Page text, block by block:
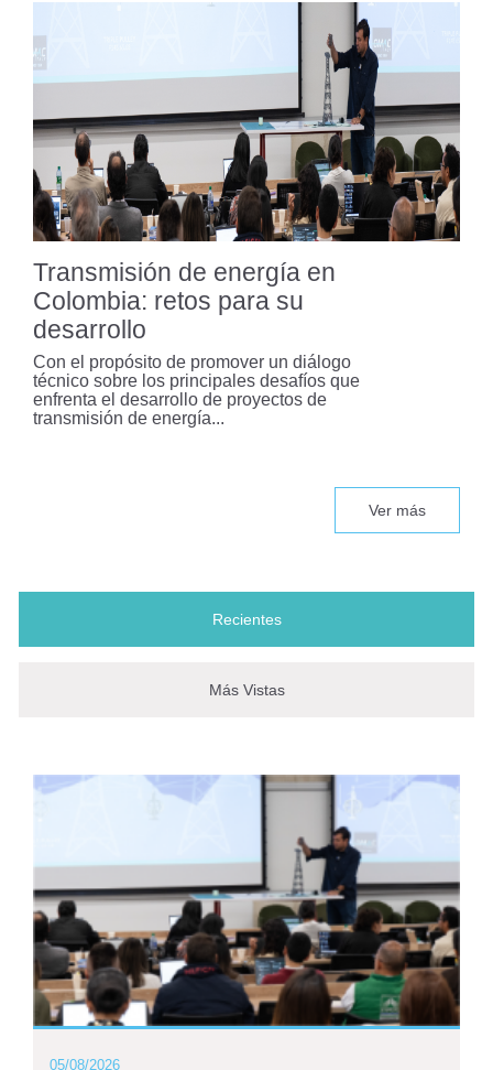
Bogotá analiza modelo de
Washington para fortalecer su
sistema metro
Un modelo basado en datos para
optimizar la seguridad vial en
Bogotá
la ingeniería
AIS celebra 50 años de
compromiso con la seguridad
sísmica en Colombia
Transmisión de energía en
Colombia: retos para su
desarrollo
Con el propósito de promover un diálogo
técnico sobre los principales desafíos que
enfrenta el desarrollo de proyectos de
transmisión de energía...
Ver más
Recientes(solapa activa)
Más Vistas
05/08/2026